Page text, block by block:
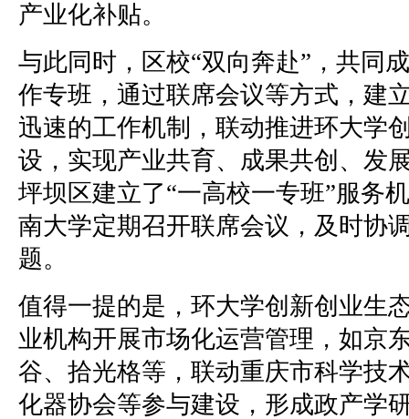
产业化补贴。
与此同时，区校“双向奔赴”，共同
作专班，通过联席会议等方式，建
迅速的工作机制，联动推进环大学
设，实现产业共育、成果共创、发
坪坝区建立了“一高校一专班”服务
南大学定期召开联席会议，及时协
题。
值得一提的是，环大学创新创业生
业机构开展市场化运营管理，如京
谷、拾光格等，联动重庆市科学技
化器协会等参与建设，形成政产学